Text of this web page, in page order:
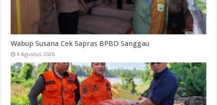
Wabup Susana Cek Sapras BPBD Sanggau
4 Agustus 2026